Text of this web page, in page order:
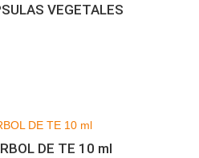
VEGETALES
DE TE 10 ml